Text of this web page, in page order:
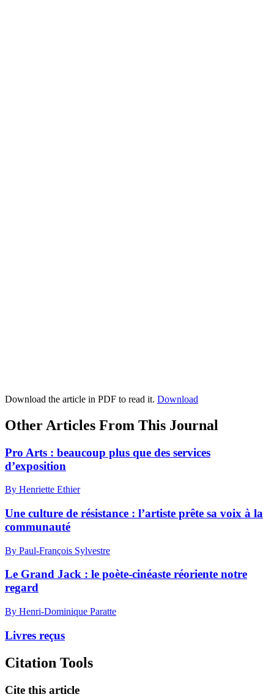
Download the article in PDF to read it. Download
Other Articles From This Journal
Pro Arts : beaucoup plus que des services
d’exposition
By Henriette Ethier
Une culture de résistance : l’artiste prête sa voix à la
communauté
By Paul-François Sylvestre
Le Grand Jack : le poète-cinéaste réoriente notre
regard
By Henri-Dominique Paratte
Livres reçus
Citation Tools
Cite this article